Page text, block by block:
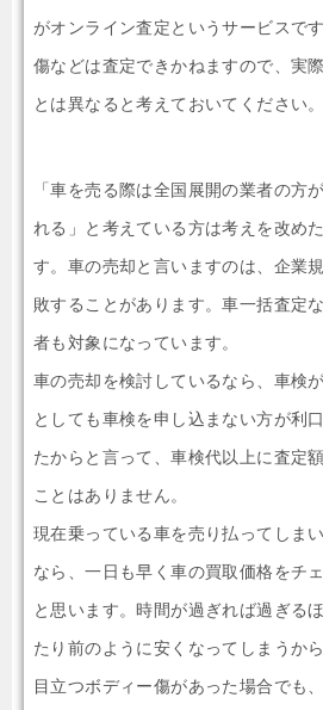
がオンライン査定というサービスで
傷などは査定できかねますので、実
とは異なると考えておいてください。
「車を売る際は全国展開の業者の方
れる」と考えている方は考えを改め
す。車の売却と言いますのは、企業
敗することがあります。車一括査定
者も対象になっています。
車の売却を検討しているなら、車検
としても車検を申し込まない方が利
たからと言って、車検代以上に査定
ことはありません。
現在乗っている車を売り払ってしま
なら、一日も早く車の買取価格をチ
と思います。時間が過ぎれば過ぎる
たり前のように安くなってしまうから
目立つボディー傷があった場合でも